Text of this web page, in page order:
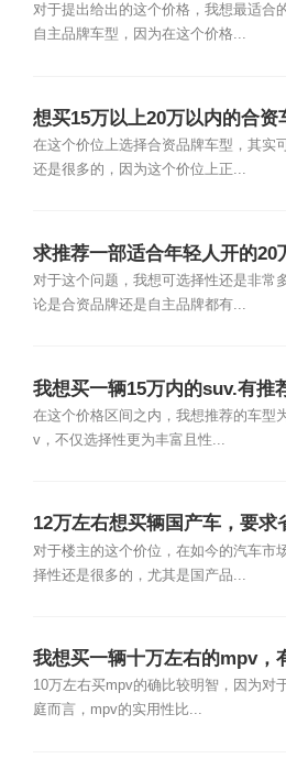
uv有推荐吗？
对于提出给出的这个价格，我想最适合
自主品牌车型，因为在这个价格...
想买15万以上20万以内的合资
什么推荐的？
在这个价位上选择合资品牌车型，其实
还是很多的，因为这个价位上正...
求推荐一部适合年轻人开的20
的车？
对于这个问题，我想可选择性还是非常
论是合资品牌还是自主品牌都有...
我想买一辆15万内的suv.有推
在这个价格区间之内，我想推荐的车型
v，不仅选择性更为丰富且性...
12万左右想买辆国产车，要求
不能太小，有哪些推荐？
对于楼主的这个价位，在如今的汽车市
择性还是很多的，尤其是国产品...
我想买一辆十万左右的mpv，
吗？
10万左右买mpv的确比较明智，因为对
庭而言，mpv的实用性比...